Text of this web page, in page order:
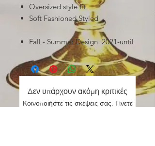
Oversized style fit
Soft Fashioned Styled
Fall - Summer Design 2021-until
Δεν υπάρχουν ακόμη κριτικές
Κοινοποιήστε τις σκέψεις σας. Γίνετε